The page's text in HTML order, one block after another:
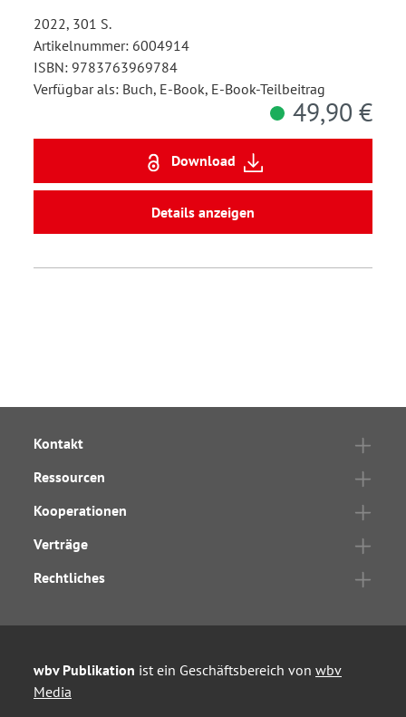
2022, 301 S.
Artikelnummer: 6004914
ISBN: 9783763969784
Verfügbar als: Buch, E-Book, E-Book-Teilbeitrag
49,90 €
Download
Details anzeigen
Kontakt
Ressourcen
Kooperationen
Verträge
Rechtliches
wbv Publikation ist ein Geschäftsbereich von wbv
Media